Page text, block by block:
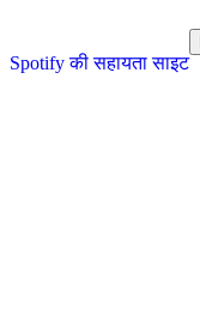
Spotify की सहायता साइट